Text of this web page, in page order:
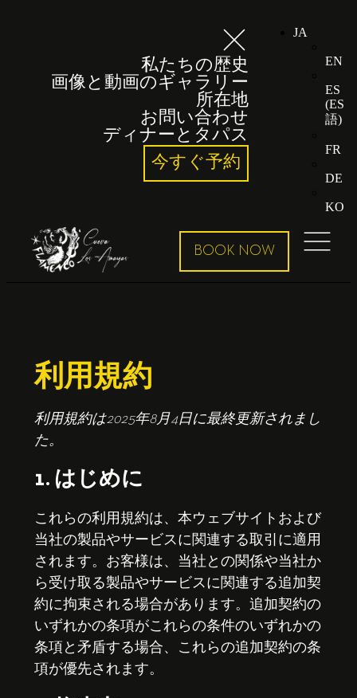
私たちの歴史
画像と動画のギャラリー
所在地
お問い合わせ
ディナーとタパス
今すぐ予約
JA
EN
ES
(ES
語)
FR
DE
KO
利用規約
利用規約は2025年8月4日に最終更新されまし
た。
1. はじめに
これらの利用規約は、本ウェブサイトおよび
当社の製品やサービスに関連する取引に適用
されます。お客様は、当社との関係や当社か
ら受け取る製品やサービスに関連する追加契
約に拘束される場合があります。追加契約の
いずれかの条項がこれらの条件のいずれかの
条項と矛盾する場合、これらの追加契約の条
項が優先されます。